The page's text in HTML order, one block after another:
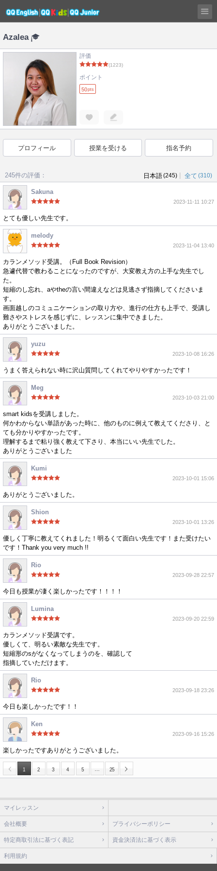
Azalea
評価
(1223)
ポイント
50pts
プロフィール 授業を受ける 指名予約
245件の評価： 日本語(245) 全て (310)
Sakuna
2023-11-11 10:27
とても優しい先生です。
melody
2023-11-04 13:40
カランメソッド受講。（Full Book Revision）
急遽代替で教わることになったのですが、大変教え方の上手な先生でし
た。
短縮のし忘れ、aやtheの言い間違えなどは見逃さず指摘してくださいま
す。
画面越しのコミュニケーションの取り方や、進行の仕方も上手で、受講し
難さやストレスを感じずに、レッスンに集中できました。
ありがとうございました。
yuzu
2023-10-08 16:26
うまく答えられない時に沢山質問してくれてやりやすかったです！
Meg
2023-10-03 21:00
smart kidsを受講しました。
何かわからない単語があった時に、他のものに例えて教えてくださり、と
ても分かりやすかったです。
理解するまで粘り強く教えて下さり、本当にいい先生でした。
ありがとうございました
Kumi
2023-10-01 15:06
ありがとうございました。
Shion
2023-10-01 13:26
優しく丁寧に教えてくれました！明るくて面白い先生です！また受けたい
です！Thank you very much !!
Rio
2023-09-28 22:57
今日も授業が凄く楽しかったです！！！！
Lumina
2023-09-20 22:59
カランメソッド受講です。
優しくて、明るい素敵な先生です。
短縮形のsがなくなってしまうのを、確認して
指摘していただけます。
Rio
2023-09-18 23:26
今日も楽しかったです！！
Ken
2023-09-16 15:26
楽しかったですありがとうございました。
1 2 3 4 5 25
マイレッスン
会社概要 プライバシーポリシー
特定商取引法に基づく表記 資金決済法に基づく表示
利用規約